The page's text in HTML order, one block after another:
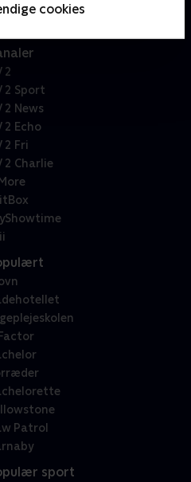
cookies
2
2 Sport
2 News
2 Echo
2 Fri
2 Charlie
Patrol
sport